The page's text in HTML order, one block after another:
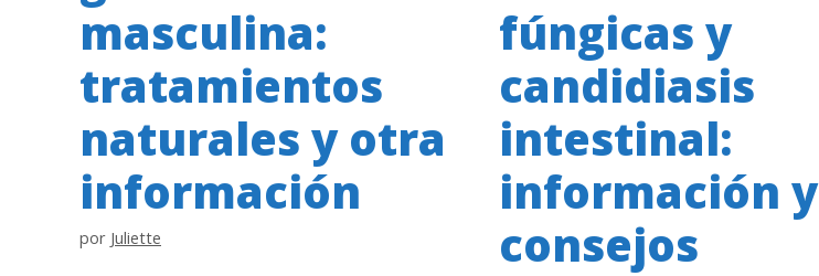
masculina:
tratamientos
naturales y otra
información
por Juliette
fúngicas y
candidiasis
intestinal:
información y
consejos